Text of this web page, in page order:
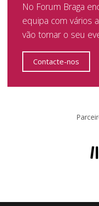
No Forum Braga
equipa com vários
vão tornar o seu
Contacte-nos